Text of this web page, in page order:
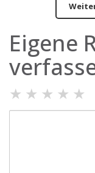
Eigene
★ ★ ★ ★ ★